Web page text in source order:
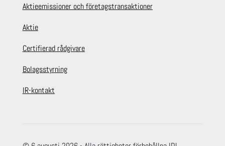
Aktieemissioner och företagstransaktioner
Aktie
Certifierad rådgivare
Bolagsstyrning
IR-kontakt